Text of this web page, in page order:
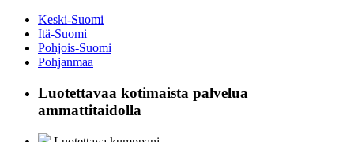
Keski-Suomi
Itä-Suomi
Pohjois-Suomi
Pohjanmaa
Luotettavaa kotimaista palvelua
ammattitaidolla